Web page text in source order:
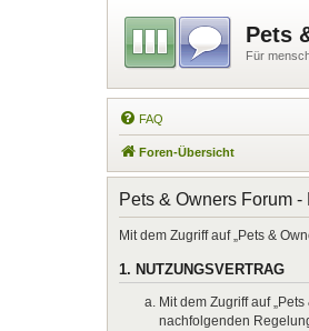
Pets
Für
FAQ
Foren-Übersicht
Pets & Owners Forum
Mit dem Zugriff auf „Pets &
1. NUTZUNGSVERTRAG
Mit dem Zugriff auf
nachfolgenden